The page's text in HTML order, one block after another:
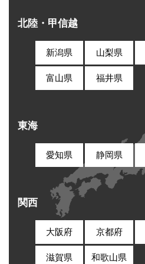
北陸・甲信越
新潟県 山梨県
富山県 福井県
東海
愛知県 静岡県
関西
大阪府 京都府
滋賀県 和歌山県